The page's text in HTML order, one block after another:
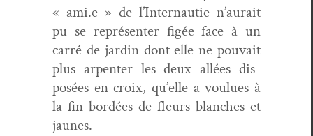
« ami.e » de l’Internautie n’aurait
pu se représen­ter figée face à un
car­ré de jardin dont elle ne pou­vait
plus arpen­ter les deux allées dis­
posées en croix, qu’elle a voulues à
la fin bor­dées de fleurs blanch­es et
jaunes.